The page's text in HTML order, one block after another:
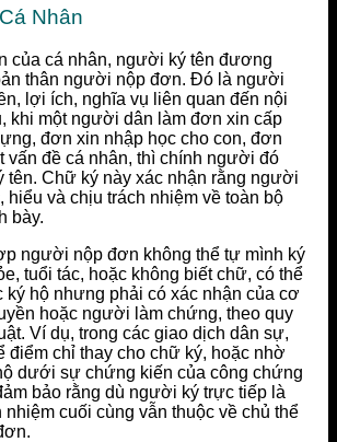
Nhân
của cá nhân, người ký tên đương
thân người nộp đơn. Đó là người
lợi ích, nghĩa vụ liên quan đến nội
khi một người dân làm đơn xin cấp
đơn xin nhập học cho con, đơn
vấn đề cá nhân, thì chính người đó
tên. Chữ ký này xác nhận rằng người
hiểu và chịu trách nhiệm về toàn bộ
bày.
người nộp đơn không thể tự mình ký
tuổi tác, hoặc không biết chữ, có thể
hộ nhưng phải có xác nhận của cơ
hoặc người làm chứng, theo quy
Ví dụ, trong các giao dịch dân sự,
điểm chỉ thay cho chữ ký, hoặc nhờ
dưới sự chứng kiến của công chứng
bảo rằng dù người ký trực tiếp là
nhiệm cuối cùng vẫn thuộc về chủ thể